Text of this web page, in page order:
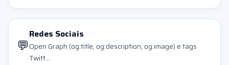
💬
Redes Sociais
Open Graph (og:title, og:description, og:image) e tags
Twitt...